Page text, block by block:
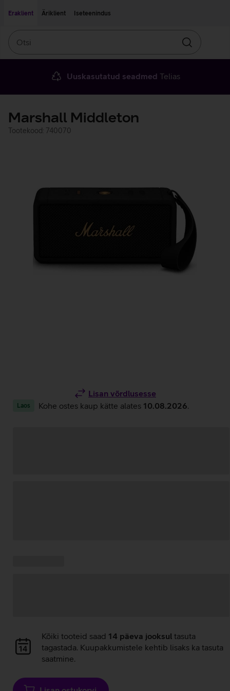
Eraklient
Äriklient Iseteenindus
Otsin
Uuskasutatud seadmed Telias
Marshall Middleton
Tootekood: 740070
Lisan võrdlusesse
Laos Kohe ostes kaup kätte alates 10.08.2026
Andmete
laadimine
Kõiki tooteid saad 14 päeva jooksul tasuta
tagastada. Kuupakkumistele kehtib lisaks ka tasuta
saatmine.